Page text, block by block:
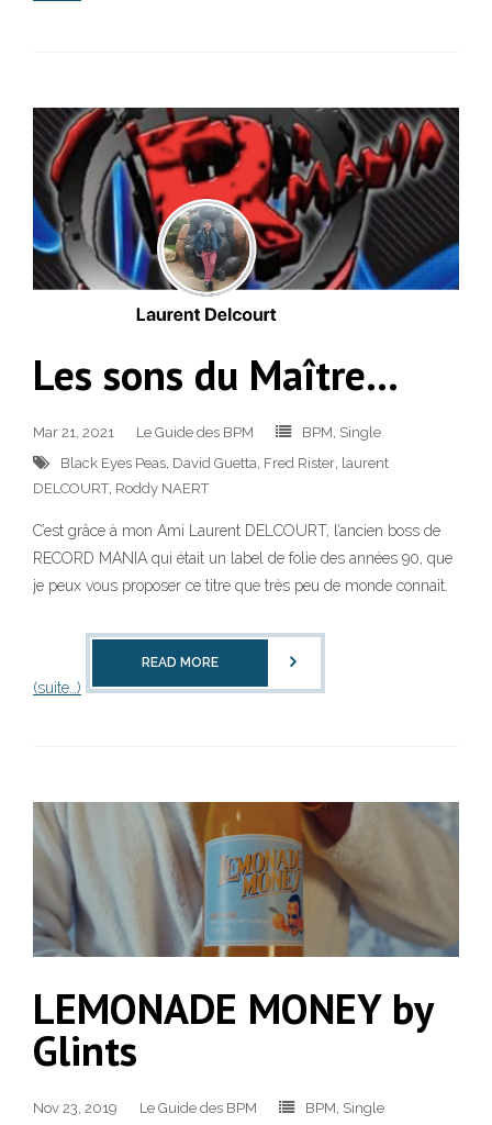
Les sons du Maître…
Mar 21, 2021 Le Guide des BPM BPM Single
Black Eyes Peas David Guetta Fred Rister laurent
DELCOURT, Roddy NAERT
C’est grâce à mon Ami Laurent DELCOURT, l’ancien boss de
RECORD MANIA qui était un label de folie des années 90, que
je peux vous proposer ce titre que très peu de monde connait.
(suite…)
READ MORE
LEMONADE MONEY by
Glints
Nov 23, 2019 Le Guide des BPM BPM, Single